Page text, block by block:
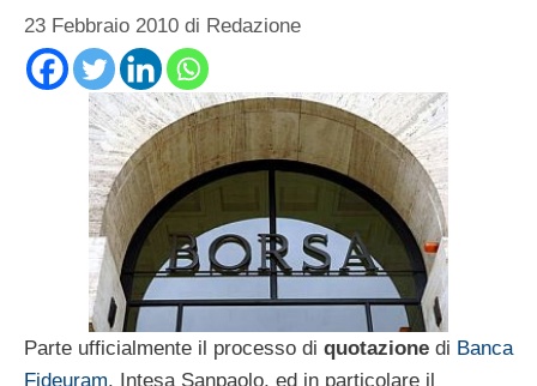
23 Febbraio 2010 di Redazione
Parte ufficialmente il processo di quotazione di Banca
Fideuram. Intesa Sanpaolo, ed in particolare il